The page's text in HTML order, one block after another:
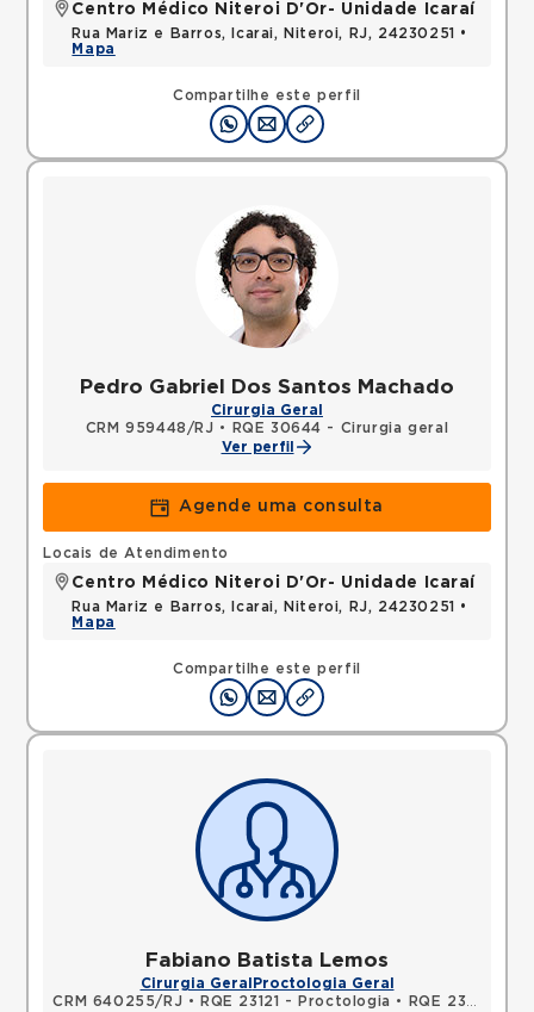
Compartilhe este perfil
Centro Médico Niteroi D'Or- Unidade Icaraí
Rua Mariz e Barros, Icarai, Niteroi, RJ, 24230251 •
Mapa
Pedro Gabriel Dos Santos Machado
Cirurgia Geral
CRM 959448/RJ •
RQE 30644 - Cirurgia geral
Ver perfil
Agende uma consulta
Compartilhe este perfil
Locais de Atendimento
Centro Médico Niteroi D'Or- Unidade Icaraí
Rua Mariz e Barros, Icarai, Niteroi, RJ, 24230251 •
Mapa
Fabiano Batista Lemos
Cirurgia Geral Proctologia Geral
CRM 640255/RJ • RQE 23121 - Proctologia •
RQE 23122 - Cirurgia geral